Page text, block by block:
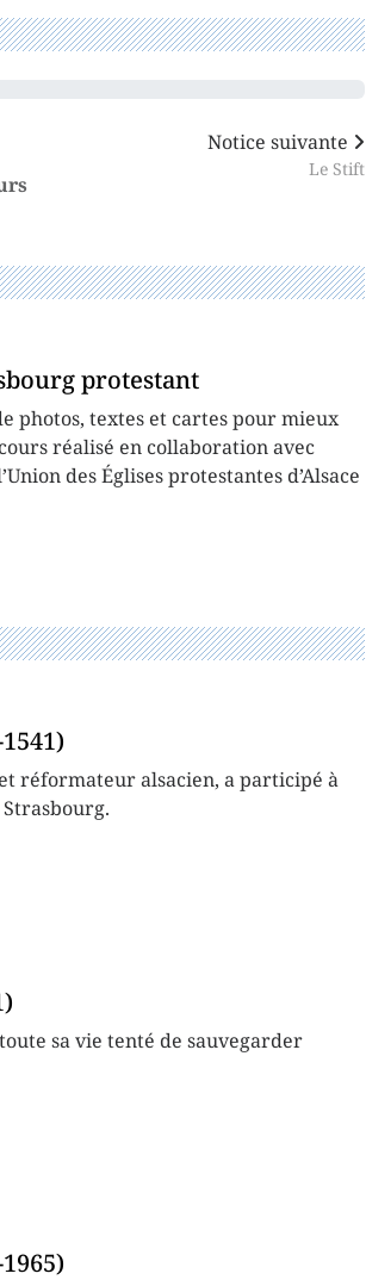
Notice suivante
Le Stift
protestant
photos, textes et cartes pour mieux
réalisé en collaboration avec
des Églises protestantes d’Alsace
réformateur alsacien, a participé à
sa vie tenté de sauvegarder